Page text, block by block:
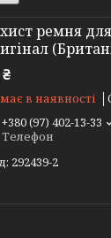
ремня
в наявності
+380 (97) 402-13-33
Телефон
292439-2